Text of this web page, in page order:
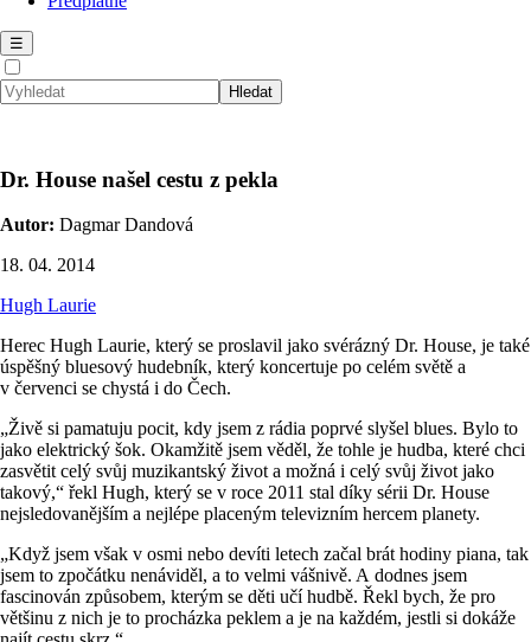
☰
Dr. House našel cestu z pekla
Autor: Dagmar Dandová
18. 04. 2014
Hugh Laurie
Herec Hugh Laurie, který se proslavil jako svérázný Dr. House, je také
úspěšný bluesový hudebník, který koncertuje po celém světě a
v červenci se chystá i do Čech.
„Živě si pamatuju pocit, kdy jsem z rádia poprvé slyšel blues. Bylo to
jako elektrický šok. Okamžitě jsem věděl, že tohle je hudba, které chci
zasvětit celý svůj muzikantský život a možná i celý svůj život jako
takový,“ řekl Hugh, který se v roce 2011 stal díky sérii Dr. House
nejsledovanějším a nejlépe placeným televizním hercem planety.
„Když jsem však v osmi nebo devíti letech začal brát hodiny piana, tak
jsem to zpočátku nenáviděl, a to velmi vášnivě. A dodnes jsem
fascinován způsobem, kterým se děti učí hudbě. Řekl bych, že pro
většinu z nich je to procházka peklem a je na každém, jestli si dokáže